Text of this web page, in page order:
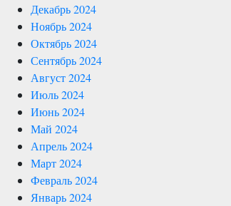
Декабрь 2024
Ноябрь 2024
Октябрь 2024
Сентябрь 2024
Август 2024
Июль 2024
Июнь 2024
Май 2024
Апрель 2024
Март 2024
Февраль 2024
Январь 2024